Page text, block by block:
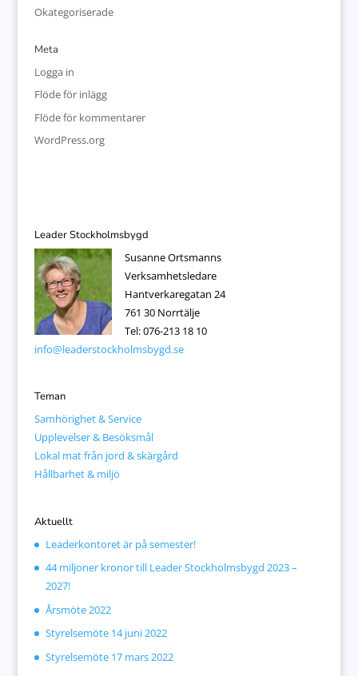
Okategoriserade
Meta
Logga in
Flöde för inlägg
Flöde för kommentarer
WordPress.org
Leader Stockholmsbygd
Susanne Ortsmanns
Verksamhetsledare
Hantverkaregatan 24
761 30 Norrtälje
Tel: 076-213 18 10
info@leaderstockholmsbygd.se
Teman
Samhörighet & Service
Upplevelser & Besöksmål
Lokal mat från jord & skärgård
Hållbarhet & miljö
Aktuellt
Leaderkontoret är på semester!
44 miljoner kronor till Leader Stockholmsbygd 2023 –
2027!
Årsmöte 2022
Styrelsemöte 14 juni 2022
Styrelsemöte 17 mars 2022